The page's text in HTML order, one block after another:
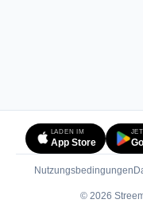
LADEN IM
App Store
Nutzungsbedingungen
© 2026